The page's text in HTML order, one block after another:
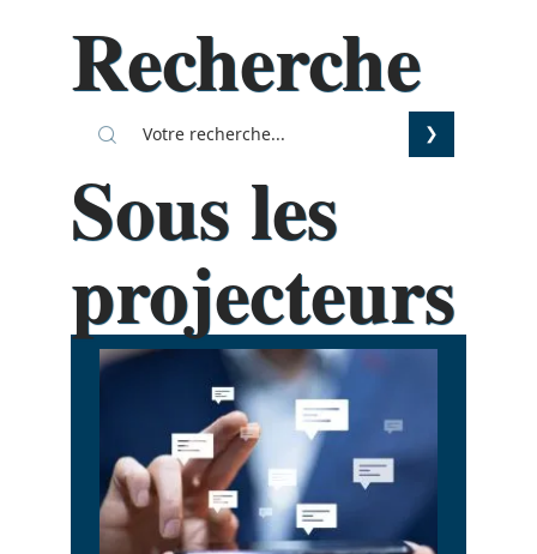
Recherche
Sous les
projecteurs